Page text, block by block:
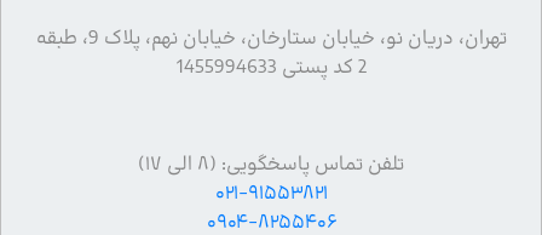
تهران، دریان نو، خیابان ستارخان، خیابان نهم، پلاک 9، طبقه
2 کد پستی 1455994633
تلفن تماس پاسخگویی: (۸ الی ۱۷)
۰۲۱-۹۱۵۵۳۸۲۱
۰۹۰۴-۸۲۵۵۴۰۶